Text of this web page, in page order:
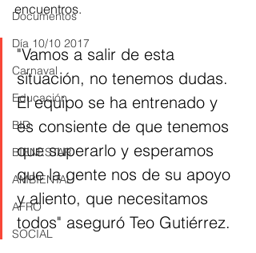
Documentos
Día 10/10 2017
Carnaval
Educación
BID
BIENESTAR
AMBIENTAL
AFRO
SOCIAL
encuentros.
"Vamos a salir de esta
situación, no tenemos dudas.
El equipo se ha entrenado y
es consiente de que tenemos
que superarlo y esperamos
que la gente nos de su apoyo
y aliento, que necesitamos
todos" aseguró Teo Gutiérrez.